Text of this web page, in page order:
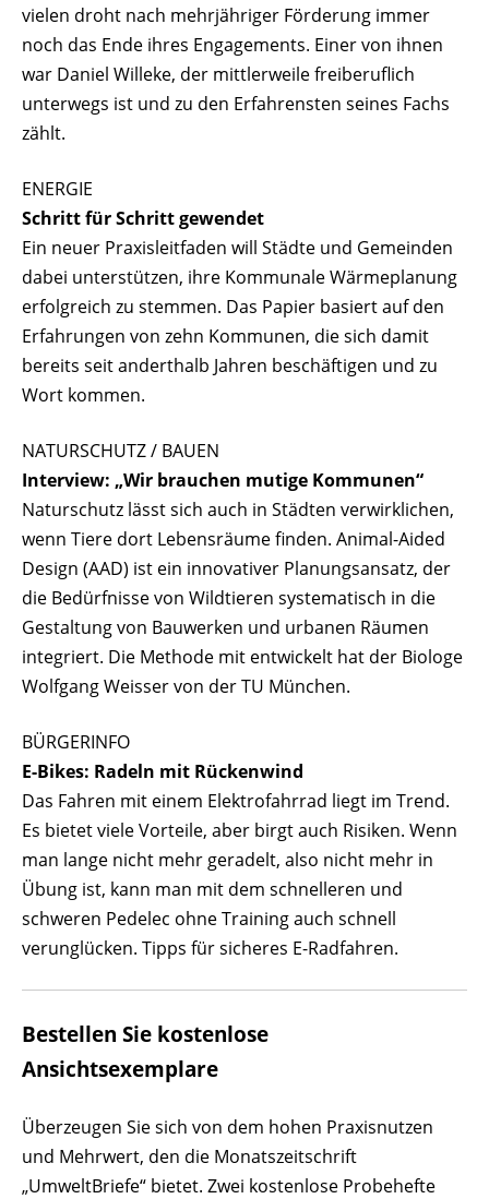
vielen droht nach mehrjähriger Förderung immer
noch das Ende ihres Engagements. Einer von ihnen
war Daniel Willeke, der mittlerweile freiberuflich
unterwegs ist und zu den Erfahrensten seines Fachs
zählt.
ENERGIE
Schritt für Schritt gewendet
Ein neuer Praxisleitfaden will Städte und Gemeinden
dabei unterstützen, ihre Kommunale Wärmeplanung
erfolgreich zu stemmen. Das Papier basiert auf den
Erfahrungen von zehn Kommunen, die sich damit
bereits seit anderthalb Jahren beschäftigen und zu
Wort kommen.
NATURSCHUTZ / BAUEN
Interview: „Wir brauchen mutige Kommunen“
Naturschutz lässt sich auch in Städten verwirklichen,
wenn Tiere dort Lebensräume finden. Animal-Aided
Design (AAD) ist ein innovativer Planungsansatz, der
die Bedürfnisse von Wildtieren systematisch in die
Gestaltung von Bauwerken und urbanen Räumen
integriert. Die Methode mit entwickelt hat der Biologe
Wolfgang Weisser von der TU München.
BÜRGERINFO
E-Bikes: Radeln mit Rückenwind
Das Fahren mit einem Elektrofahrrad liegt im Trend.
Es bietet viele Vorteile, aber birgt auch Risiken. Wenn
man lange nicht mehr geradelt, also nicht mehr in
Übung ist, kann man mit dem schnelleren und
schweren Pedelec ohne Training auch schnell
verunglücken. Tipps für sicheres E-Radfahren.
Bestellen Sie kostenlose
Ansichtsexemplare
Überzeugen Sie sich von dem hohen Praxisnutzen
und Mehrwert, den die Monatszeitschrift
„UmweltBriefe“ bietet. Zwei kostenlose Probehefte